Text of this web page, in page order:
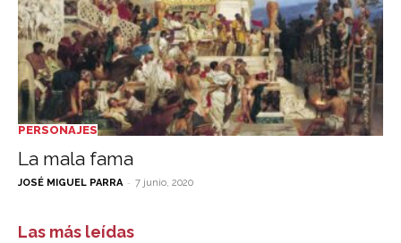
PERSONAJES
La mala fama
JOSÉ MIGUEL PARRA - 7 junio, 2020
Las más leídas